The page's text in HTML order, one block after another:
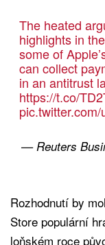
The heated
highlights in
some of
can collect
in an antitrust
https://t.co/
— Reuters
Rozhodnutí by
Store populární
loňském roce